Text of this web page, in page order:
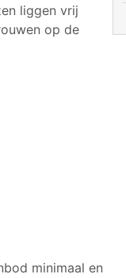
liggen vrij
op de
minimaal en